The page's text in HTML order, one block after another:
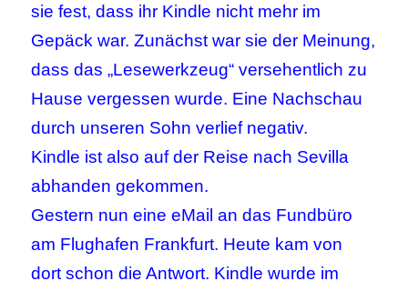
sie fest, dass ihr Kindle nicht mehr im
Gepäck war. Zunächst war sie der Meinung,
dass das „Lesewerkzeug“ versehentlich zu
Hause vergessen wurde. Eine Nachschau
durch unseren Sohn verlief negativ.
Kindle ist also auf der Reise nach Sevilla
abhanden gekommen.
Gestern nun eine eMail an das Fundbüro
am Flughafen Frankfurt. Heute kam von
dort schon die Antwort. Kindle wurde im